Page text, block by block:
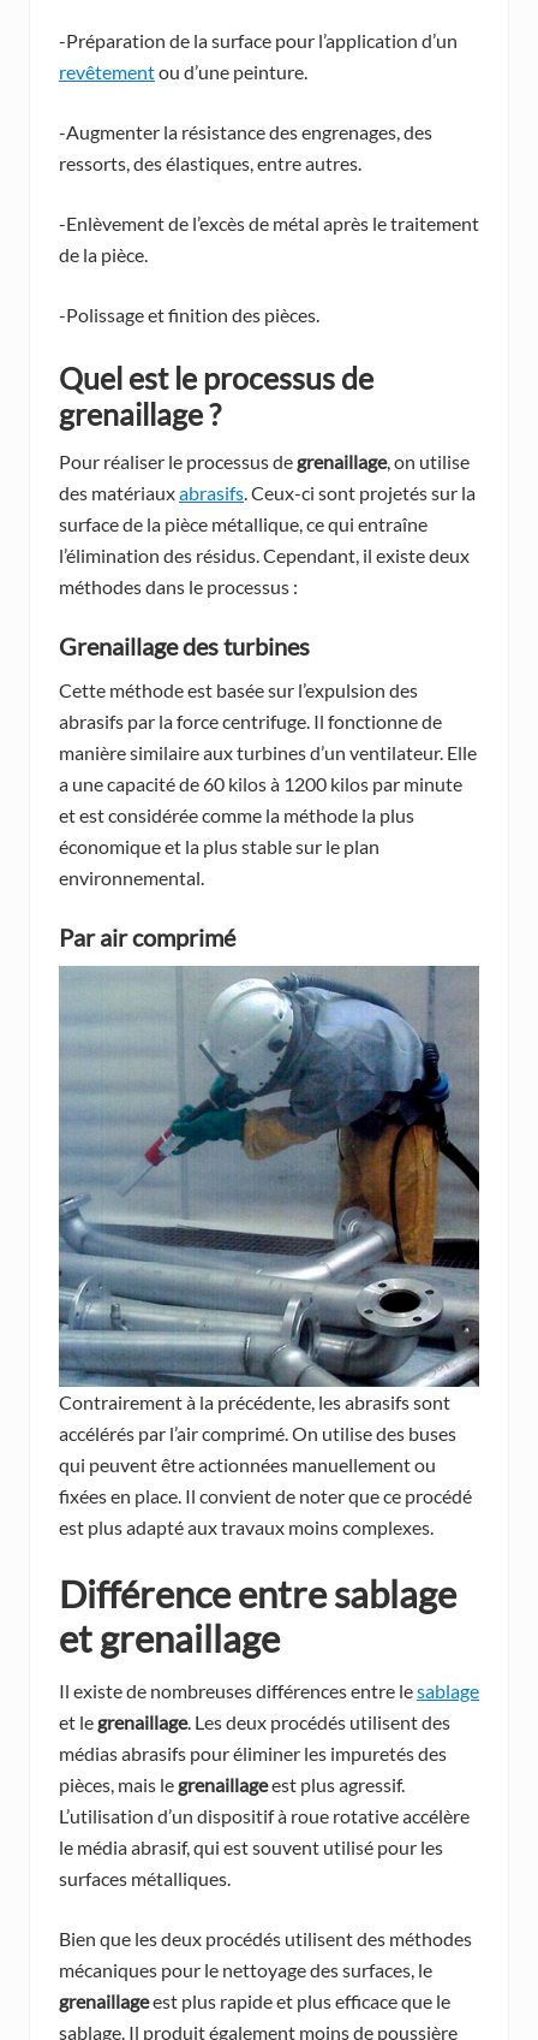
-Préparation de la surface pour l’application d’un
revêtementou d’une peinture.
-Augmenter la résistance des engrenages, des
ressorts, des élastiques, entre autres.
-Enlèvement de l’excès de métal après le traitement
de la pièce.
-Polissage et finition des pièces.
Quel est le processus de
grenaillage ?
Pour réaliser le processus degrenaillage, on utilise
des matériauxabrasifs . Ceux-ci sont projetés sur la
surface de la pièce métallique, ce qui entraîne
l’élimination des résidus. Cependant, il existe deux
méthodes dans le processus :
Grenaillage des turbines
Cette méthode est basée sur l’expulsion des
abrasifs par la force centrifuge. Il fonctionne de
manière similaire aux turbines d’un ventilateur. Elle
a une capacité de 60 kilos à 1200 kilos par minute
et est considérée comme la méthode la plus
économique et la plus stable sur le plan
environnemental.
Par air comprimé
Contrairement à la précédente, les abrasifs sont
accélérés par l’air comprimé. On utilise des buses
qui peuvent être actionnées manuellement ou
fixées en place. Il convient de noter que ce procédé
est plus adapté aux travaux moins complexes.
Différence entre sablage
et grenaillage
Il existe de nombreuses différences entre lesablage
et legrenaillage. Les deux procédés utilisent des
médias abrasifs pour éliminer les impuretés des
pièces, mais legrenaillageest plus agressif.
L’utilisation d’un dispositif à roue rotative accélère
le média abrasif, qui est souvent utilisé pour les
surfaces métalliques.
Bien que les deux procédés utilisent des méthodes
mécaniques pour le nettoyage des surfaces, le
grenaillageest plus rapide et plus efficace que le
sablage. Il produit également moins de poussière